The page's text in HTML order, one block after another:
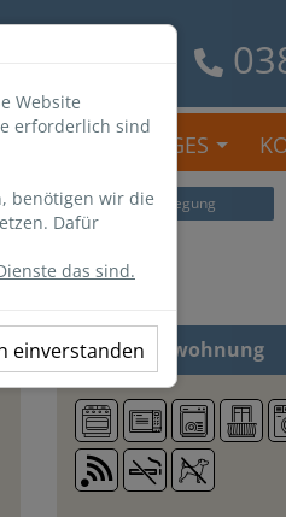
Website
erforderlich sind
benötigen wir die
Dafür
das sind.
einverstanden
SONSTIGES
Belegung
2 ZiFerienwohnung